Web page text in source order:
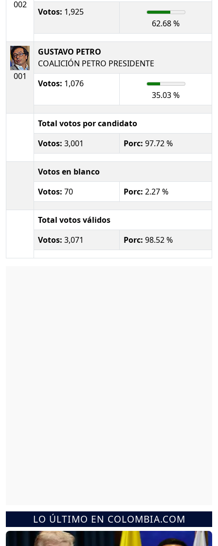
002
Votos: 1,925
62.68 %
001
GUSTAVO PETRO
COALICIÓN PETRO PRESIDENTE
Votos: 1,076
35.03 %
Total votos por candidato
Votos: 3,001 Porc: 97.72 %
Votos en blanco
Votos: 70 Porc: 2.27 %
Total votos válidos
Votos: 3,071 Porc: 98.52 %
LO ÚLTIMO EN COLOMBIA.COM